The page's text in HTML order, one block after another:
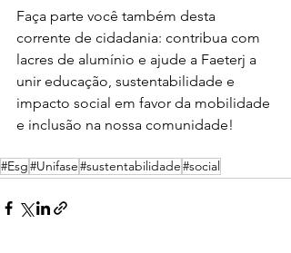
Faça parte você também desta
corrente de cidadania: contribua com
lacres de alumínio e ajude a Faeterj a
unir educação, sustentabilidade e
impacto social em favor da mobilidade
e inclusão na nossa comunidade!
#Esg#Unifase#sustentabilidade#social